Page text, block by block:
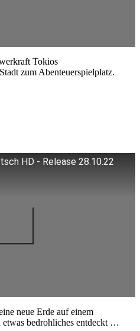
Tokios
zum Abenteuerspielplatz.
HD - Release 28.10.22
neue Erde auf einem
bedrohliches entdeckt …